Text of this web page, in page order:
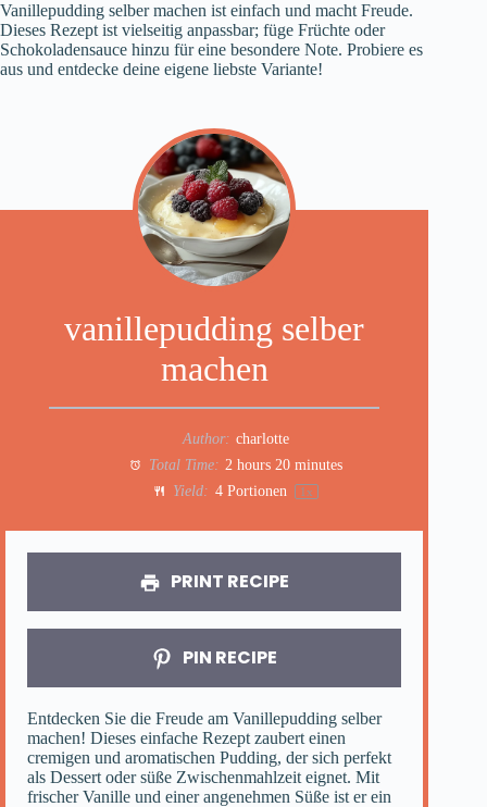
Vanillepudding selber machen ist einfach und macht Freude.
Dieses Rezept ist vielseitig anpassbar; füge Früchte oder
Schokoladensauce hinzu für eine besondere Note. Probiere es
aus und entdecke deine eigene liebste Variante!
vanillepudding selber
machen
Author: charlotte
Total Time: 2 hours 20 minutes
Yield: 4Portionen 1x
PRINT RECIPE
PIN RECIPE
Entdecken Sie die Freude am Vanillepudding selber
machen! Dieses einfache Rezept zaubert einen
cremigen und aromatischen Pudding, der sich perfekt
als Dessert oder süße Zwischenmahlzeit eignet. Mit
frischer Vanille und einer angenehmen Süße ist er ein